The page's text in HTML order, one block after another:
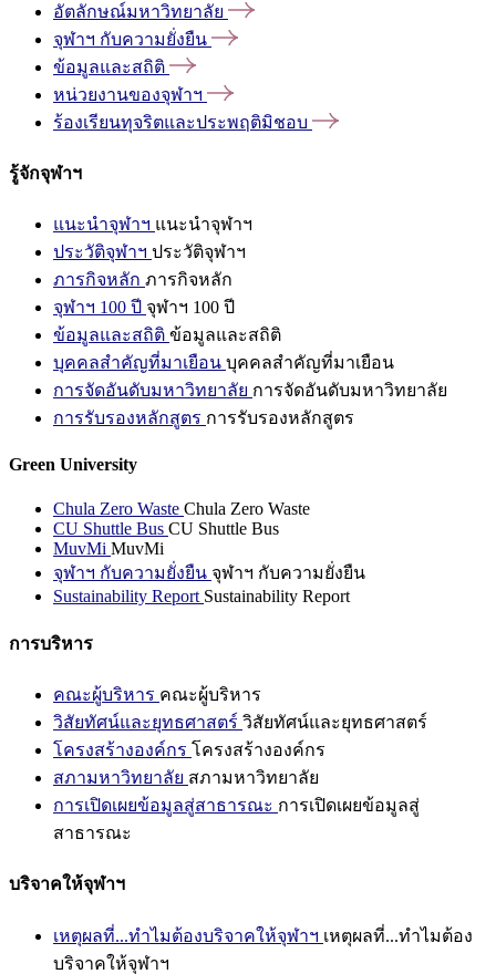
อัตลักษณ์มหาวิทยาลัย
จุฬาฯ กับความยั่งยืน
ข้อมูลและสถิติ
หน่วยงานของจุฬาฯ
ร้องเรียนทุจริตและประพฤติมิชอบ
รู้จักจุฬาฯ
แนะนำจุฬาฯ แนะนำจุฬาฯ
ประวัติจุฬาฯ ประวัติจุฬาฯ
ภารกิจหลัก ภารกิจหลัก
จุฬาฯ 100 ปี จุฬาฯ 100 ปี
ข้อมูลและสถิติ ข้อมูลและสถิติ
บุคคลสำคัญที่มาเยือน บุคคลสำคัญที่มาเยือน
การจัดอันดับมหาวิทยาลัย การจัดอันดับมหาวิทยาลัย
การรับรองหลักสูตร การรับรองหลักสูตร
Green University
Chula Zero Waste Chula Zero Waste
CU Shuttle Bus CU Shuttle Bus
MuvMi MuvMi
จุฬาฯ กับความยั่งยืน จุฬาฯ กับความยั่งยืน
Sustainability Report Sustainability Report
การบริหาร
คณะผู้บริหาร คณะผู้บริหาร
วิสัยทัศน์และยุทธศาสตร์ วิสัยทัศน์และยุทธศาสตร์
โครงสร้างองค์กร โครงสร้างองค์กร
สภามหาวิทยาลัย สภามหาวิทยาลัย
การเปิดเผยข้อมูลสู่สาธารณะ การเปิดเผยข้อมูลสู่
สาธารณะ
บริจาคให้จุฬาฯ
เหตุผลที่...ทำไมต้องบริจาคให้จุฬาฯ เหตุผลที่...ทำไมต้อง
บริจาคให้จุฬาฯ